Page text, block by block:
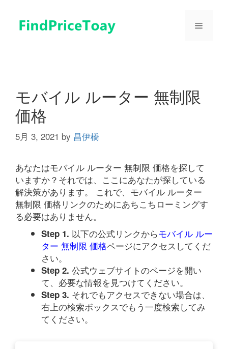
メ
モバイル ルーター 無制限
価格
5月 3, 2021 by 昌伊橋
あなたはモバイル ルーター 無制限 価格を探して
いますか？それでは、ここにあなたが探している
解決策があります。 これで、モバイル ルーター
無制限 価格リンクのためにあちこちローミングす
る必要はありません。
Step 1. 以下の公式リンクからモバイル ルー
ター 無制限 価格ページにアクセスしてくだ
さい。
Step 2. 公式ウェブサイトのページを開い
て、必要な情報を見つけてください。
Step 3. それでもアクセスできない場合は、
右上の検索ボックスでもう一度検索してみ
てください。